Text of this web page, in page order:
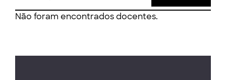
Não foram encontrados docentes.